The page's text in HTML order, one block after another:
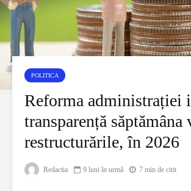
POLITICA
Reforma administrației
transparență săptămâna
restructurările, în 2026
Redactia 9 luni în urmă 7 min de citit